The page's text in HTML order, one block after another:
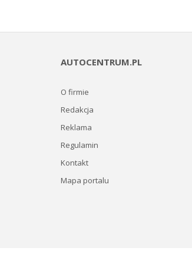
AUTOCENTRUM.PL
O firmie
Redakcja
Reklama
Regulamin
Kontakt
Mapa portalu